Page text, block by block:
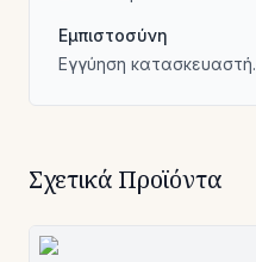
Εμπιστοσύνη
Εγγύηση κατασκευαστή.
Σχετικά Προϊόντα